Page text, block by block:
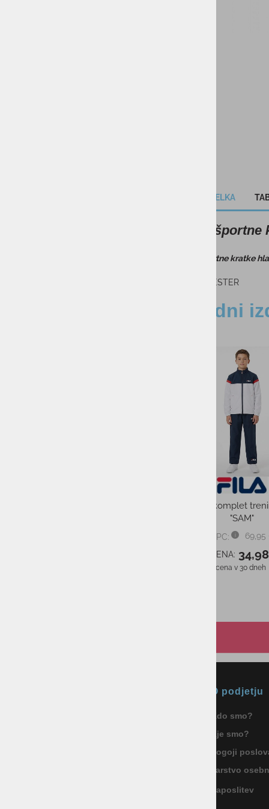
OPIS IZDELKA
Moške
Moške športne kratke
100% POLIESTER
Sorodni
Moška trenirka
BRINDISI
od
AS CENA: od
Najnižja cena v 30 dneh
O podjetju
Kdo smo?
Kje smo?
Pogoji
Varstvo
Zaposlitev